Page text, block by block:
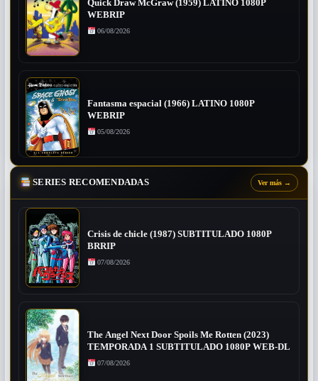
Quick Draw McGraw (1959) LATINO 1080P
WEBRIP
06/08/2026
Fantasma espacial (1966) LATINO 1080P
WEBRIP
05/08/2026
SERIES RECOMENDADAS Ver más →
Crisis de chicle (1987) SUBTITULADO 1080P
BRRIP
07/08/2026
The Angel Next Door Spoils Me Rotten (2023)
TEMPORADA 1 SUBTITULADO 1080P WEB-DL
07/08/2026